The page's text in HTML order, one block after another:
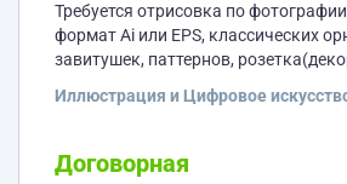
Требуется отрисовка по
формат Ai или EPS, классических
завитушек, паттернов,
Иллюстрация и Цифровое
Договорная